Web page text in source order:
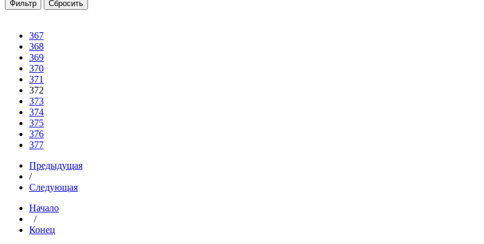
367
368
369
370
371
372
373
374
375
376
377
Предыдущая
/
Следующая
Начало
/
Конец